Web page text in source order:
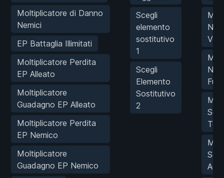
Moltiplicatore di Danno
Nemici
EP Battaglia Illimitati
Moltiplicatore Perdita
EP Alleato
Moltiplicatore
Guadagno EP Alleato
Moltiplicatore Perdita
EP Nemico
Moltiplicatore
Guadagno EP Nemico
Scegli
elemento
sostitutivo
1
Scegli
Elemento
Sostitutivo
2
Num
Num